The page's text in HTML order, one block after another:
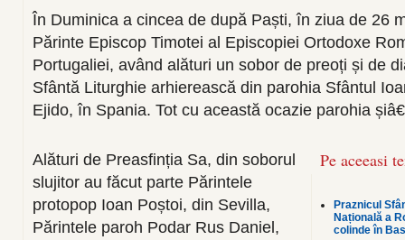
În Duminica a cincea de după Paști, în ziua de 26
Părinte Episcop Timotei al Episcopiei Ortodoxe
Portugaliei, având alături un sobor de preoți și de
Sfântă Liturghie arhierească din parohia Sfântul
Ejido, în Spania. Tot cu această ocazie parohia
Pe aceeasi
Praznicul
Națională a
colinde în
Alături de Preasfinția Sa, din soborul
slujitor au făcut parte Părintele
protopop Ioan Poștoi, din Sevilla,
Părintele paroh Podar Rus Daniel,